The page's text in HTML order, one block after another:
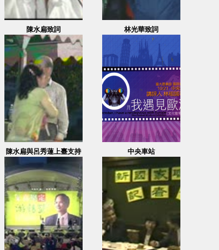
陳水扁致詞 林光華致詞
陳水扁與呂秀蓮上臺支持
中央車站